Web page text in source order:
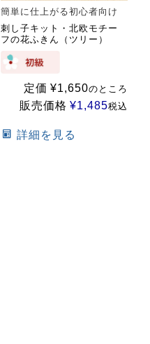
簡単に仕上がる初心者向け
刺し子キット・北欧モチー
フの花ふきん（ツリー）
定価 ¥1,650のところ
販売価格 ¥1,485税込
詳細を見る